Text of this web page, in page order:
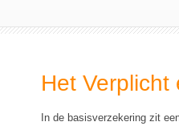
Het Verplicht
In de basisverzekering zit